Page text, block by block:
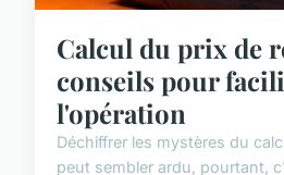
Calcul du prix de
conseils pour
l'opération
Déchiffrer les mystères du
peut sembler ardu, pourtant,